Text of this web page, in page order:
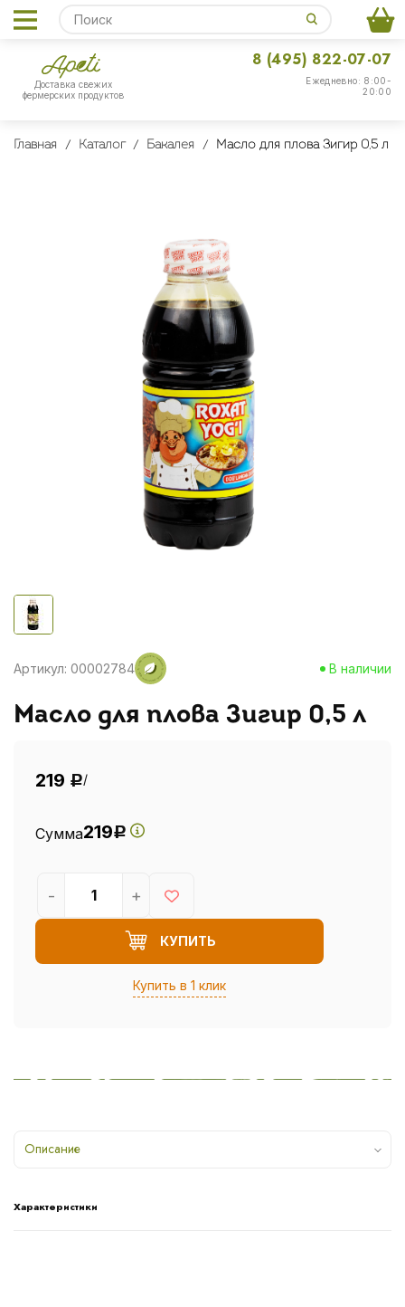
Доставка свежих
фермерских продуктов
Ежедневно: 8:00-
20:00
8 (495) 822-07-07
Главная Каталог Бакалея Масло для плова Зигир 0,5 л
Артикул: 00002784 В наличии
Масло для плова Зигир 0,5 л
219 Р/
Сумма219Р
КУПИТЬ
Купить в 1 клик
- +
Описание
Характеристики